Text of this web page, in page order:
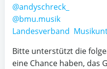
@andyschreck_
@bmu.musik
Landesverband
Bitte unterstützt die
eine Chance haben, das